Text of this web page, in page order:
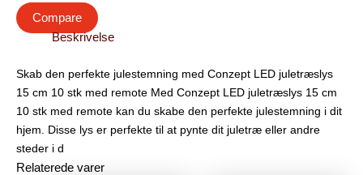
Compare
Beskrivelse
Skab den perfekte julestemning med Conzept LED juletræslys
15 cm 10 stk med remote Med Conzept LED juletræslys 15 cm
10 stk med remote kan du skabe den perfekte julestemning i dit
hjem. Disse lys er perfekte til at pynte dit juletræ eller andre
steder i d
Relaterede varer